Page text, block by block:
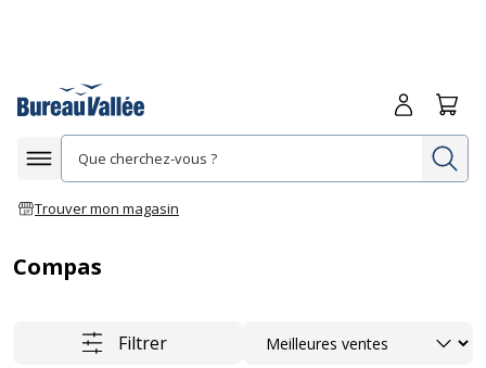
Afficher la navigation
Trouver mon magasin
Me
Compas
Filtrer Trier